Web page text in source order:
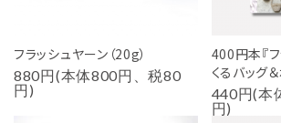
フラッシュヤーン（20g）
880円(本体800円、税80
円)
400円本『
くるバッグ
440円(本
円)